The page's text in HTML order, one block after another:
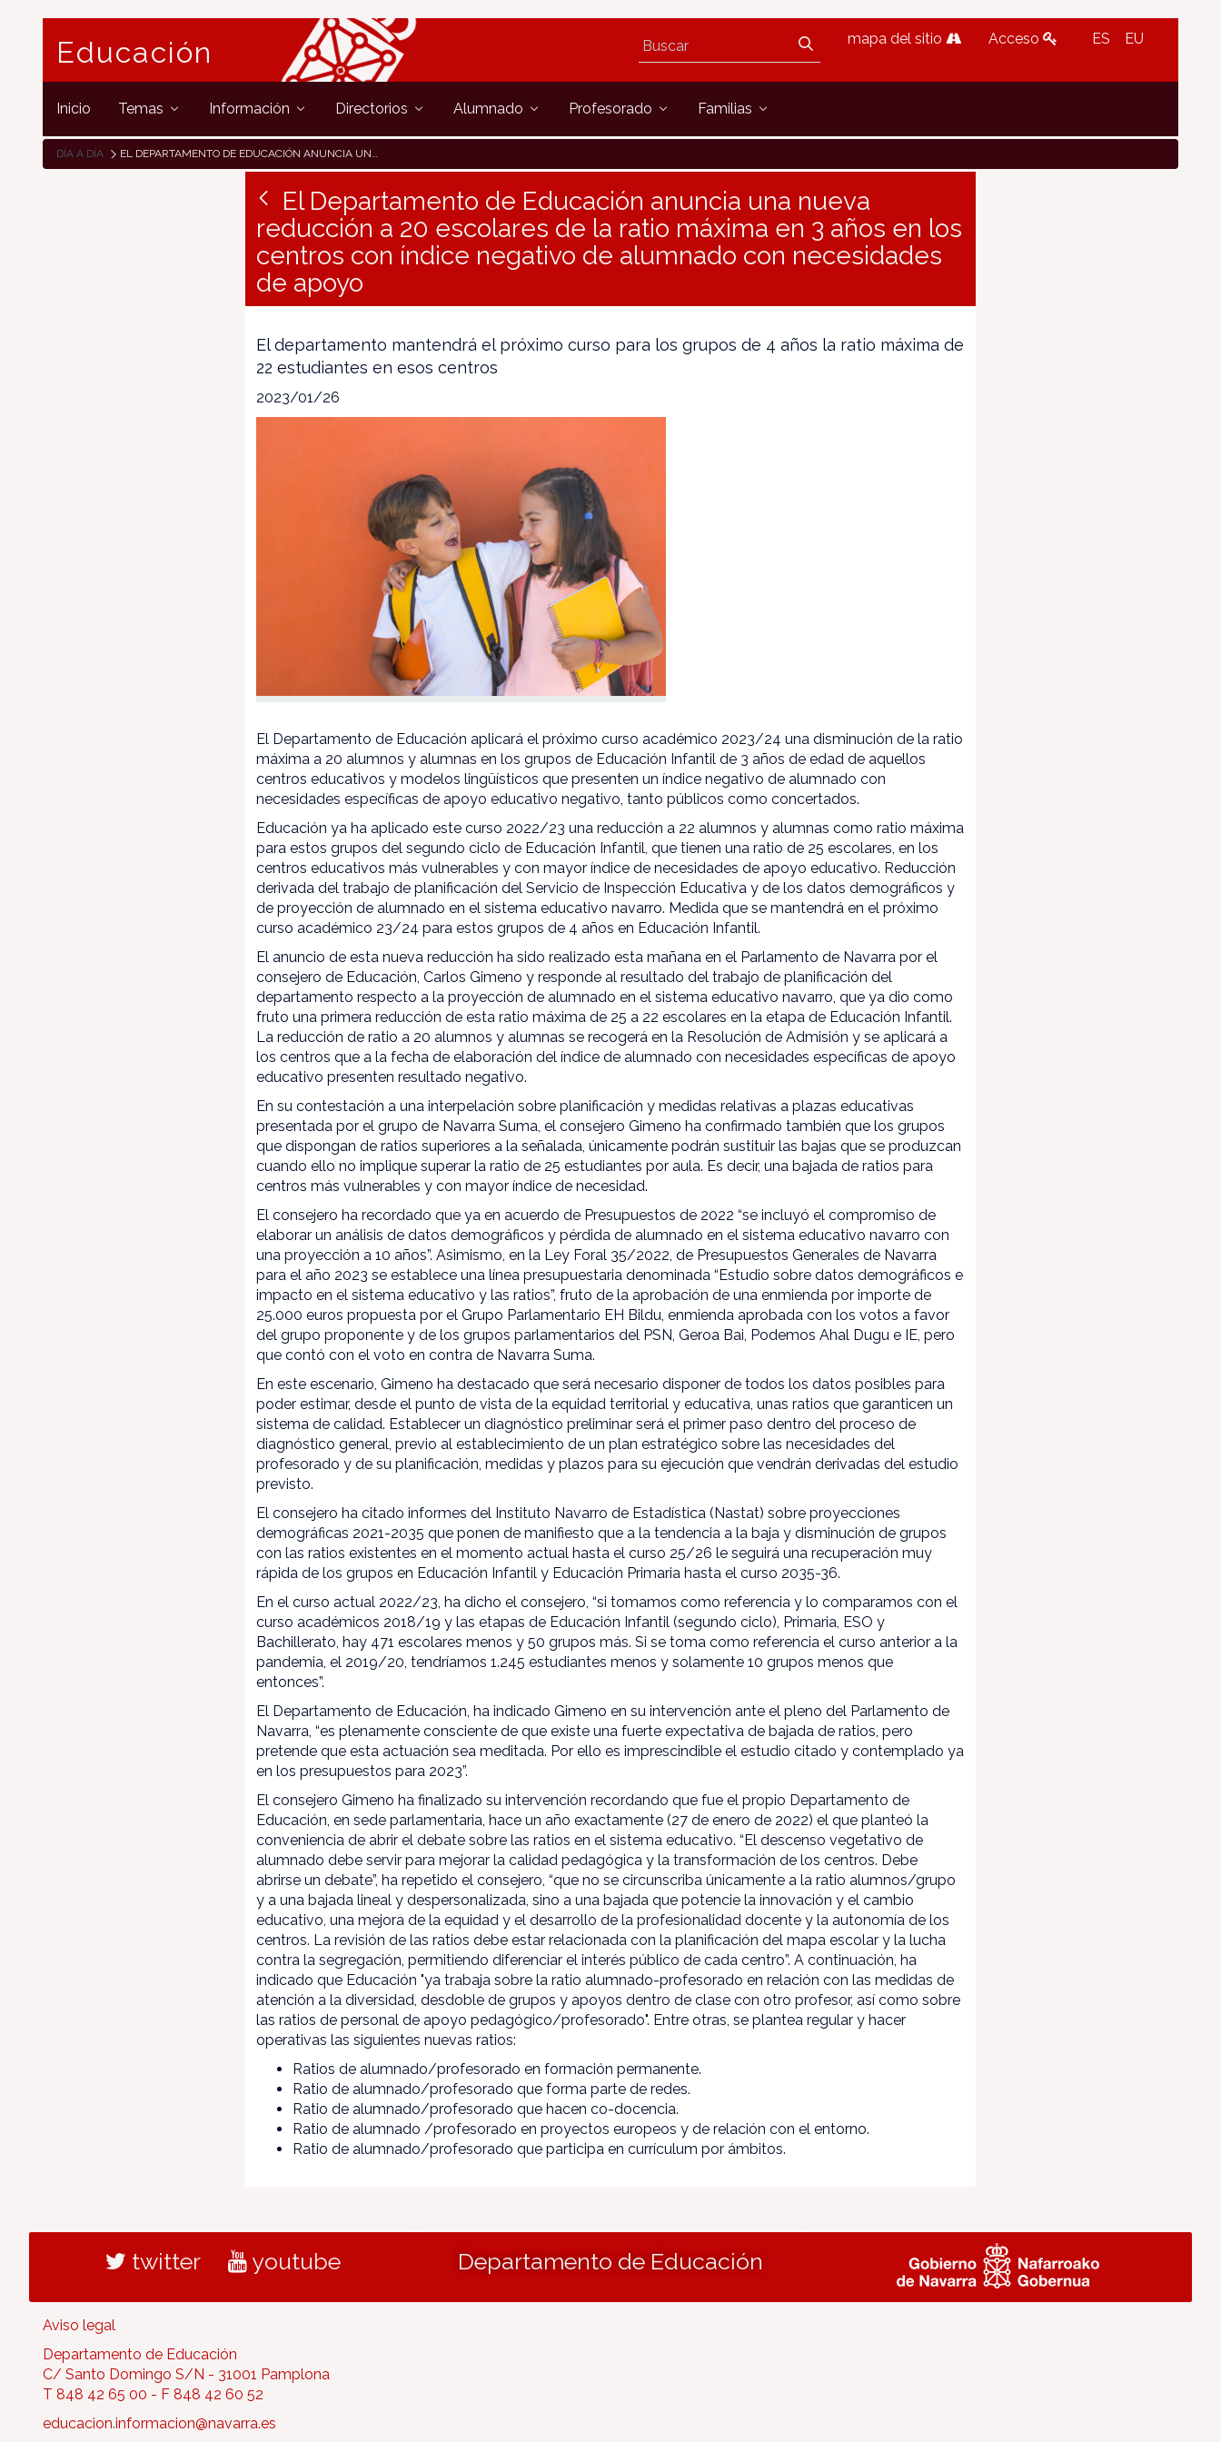
Educación mapa del sitio Acceso ES EU
Inicio Temas Información Directorios Alumnado Profesorado Familias
DÍA A DÍA EL DEPARTAMENTO DE EDUCACIÓN ANUNCIA UNA NUEVA REDUCCIÓN A 20 ESCOLARES DE LA RATIO MÁXIMA EN 3 AÑOS EN LOS CENTROS CON ÍNDICE NEGATIVO DE ALUMNADO CON NECESIDADES DE APOYO
El Departamento de Educación anuncia una nueva
reducción a 20 escolares de la ratio máxima en 3 años en los
centros con índice negativo de alumnado con necesidades
de apoyo
El departamento mantendrá el próximo curso para los grupos de 4 años la ratio máxima de
22 estudiantes en esos centros
2023/01/26
El Departamento de Educación aplicará el próximo curso académico 2023/24 una disminución de la ratio
máxima a 20 alumnos y alumnas en los grupos de Educación Infantil de 3 años de edad de aquellos
centros educativos y modelos lingüísticos que presenten un índice negativo de alumnado con
necesidades específicas de apoyo educativo negativo, tanto públicos como concertados.
Educación ya ha aplicado este curso 2022/23 una reducción a 22 alumnos y alumnas como ratio máxima
para estos grupos del segundo ciclo de Educación Infantil, que tienen una ratio de 25 escolares, en los
centros educativos más vulnerables y con mayor índice de necesidades de apoyo educativo. Reducción
derivada del trabajo de planificación del Servicio de Inspección Educativa y de los datos demográficos y
de proyección de alumnado en el sistema educativo navarro. Medida que se mantendrá en el próximo
curso académico 23/24 para estos grupos de 4 años en Educación Infantil.
El anuncio de esta nueva reducción ha sido realizado esta mañana en el Parlamento de Navarra por el
consejero de Educación, Carlos Gimeno y responde al resultado del trabajo de planificación del
departamento respecto a la proyección de alumnado en el sistema educativo navarro, que ya dio como
fruto una primera reducción de esta ratio máxima de 25 a 22 escolares en la etapa de Educación Infantil.
La reducción de ratio a 20 alumnos y alumnas se recogerá en la Resolución de Admisión y se aplicará a
los centros que a la fecha de elaboración del índice de alumnado con necesidades específicas de apoyo
educativo presenten resultado negativo.
En su contestación a una interpelación sobre planificación y medidas relativas a plazas educativas
presentada por el grupo de Navarra Suma, el consejero Gimeno ha confirmado también que los grupos
que dispongan de ratios superiores a la señalada, únicamente podrán sustituir las bajas que se produzcan
cuando ello no implique superar la ratio de 25 estudiantes por aula. Es decir, una bajada de ratios para
centros más vulnerables y con mayor índice de necesidad.
El consejero ha recordado que ya en acuerdo de Presupuestos de 2022 “se incluyó el compromiso de
elaborar un análisis de datos demográficos y pérdida de alumnado en el sistema educativo navarro con
una proyección a 10 años”. Asimismo, en la Ley Foral 35/2022, de Presupuestos Generales de Navarra
para el año 2023 se establece una línea presupuestaria denominada “Estudio sobre datos demográficos e
impacto en el sistema educativo y las ratios”, fruto de la aprobación de una enmienda por importe de
25.000 euros propuesta por el Grupo Parlamentario EH Bildu, enmienda aprobada con los votos a favor
del grupo proponente y de los grupos parlamentarios del PSN, Geroa Bai, Podemos Ahal Dugu e IE, pero
que contó con el voto en contra de Navarra Suma.
En este escenario, Gimeno ha destacado que será necesario disponer de todos los datos posibles para
poder estimar, desde el punto de vista de la equidad territorial y educativa, unas ratios que garanticen un
sistema de calidad. Establecer un diagnóstico preliminar será el primer paso dentro del proceso de
diagnóstico general, previo al establecimiento de un plan estratégico sobre las necesidades del
profesorado y de su planificación, medidas y plazos para su ejecución que vendrán derivadas del estudio
previsto.
El consejero ha citado informes del Instituto Navarro de Estadística (Nastat) sobre proyecciones
demográficas 2021-2035 que ponen de manifiesto que a la tendencia a la baja y disminución de grupos
con las ratios existentes en el momento actual hasta el curso 25/26 le seguirá una recuperación muy
rápida de los grupos en Educación Infantil y Educación Primaria hasta el curso 2035-36.
En el curso actual 2022/23, ha dicho el consejero, “si tomamos como referencia y lo comparamos con el
curso académicos 2018/19 y las etapas de Educación Infantil (segundo ciclo), Primaria, ESO y
Bachillerato, hay 471 escolares menos y 50 grupos más. Si se toma como referencia el curso anterior a la
pandemia, el 2019/20, tendríamos 1.245 estudiantes menos y solamente 10 grupos menos que
entonces”.
El Departamento de Educación, ha indicado Gimeno en su intervención ante el pleno del Parlamento de
Navarra, “es plenamente consciente de que existe una fuerte expectativa de bajada de ratios, pero
pretende que esta actuación sea meditada. Por ello es imprescindible el estudio citado y contemplado ya
en los presupuestos para 2023”.
El consejero Gimeno ha finalizado su intervención recordando que fue el propio Departamento de
Educación, en sede parlamentaria, hace un año exactamente (27 de enero de 2022) el que planteó la
conveniencia de abrir el debate sobre las ratios en el sistema educativo. “El descenso vegetativo de
alumnado debe servir para mejorar la calidad pedagógica y la transformación de los centros. Debe
abrirse un debate”, ha repetido el consejero, “que no se circunscriba únicamente a la ratio alumnos/grupo
y a una bajada lineal y despersonalizada, sino a una bajada que potencie la innovación y el cambio
educativo, una mejora de la equidad y el desarrollo de la profesionalidad docente y la autonomía de los
centros. La revisión de las ratios debe estar relacionada con la planificación del mapa escolar y la lucha
contra la segregación, permitiendo diferenciar el interés público de cada centro”. A continuación, ha
indicado que Educación "ya trabaja sobre la ratio alumnado-profesorado en relación con las medidas de
atención a la diversidad, desdoble de grupos y apoyos dentro de clase con otro profesor, así como sobre
las ratios de personal de apoyo pedagógico/profesorado". Entre otras, se plantea regular y hacer
operativas las siguientes nuevas ratios:
Ratios de alumnado/profesorado en formación permanente.
Ratio de alumnado/profesorado que forma parte de redes.
Ratio de alumnado/profesorado que hacen co-docencia.
Ratio de alumnado /profesorado en proyectos europeos y de relación con el entorno.
Ratio de alumnado/profesorado que participa en currículum por ámbitos.
twitter youtube Departamento de Educación
Aviso legal
Departamento de Educación
C/ Santo Domingo S/N - 31001 Pamplona
T 848 42 65 00 - F 848 42 60 52
educacion.informacion@navarra.es